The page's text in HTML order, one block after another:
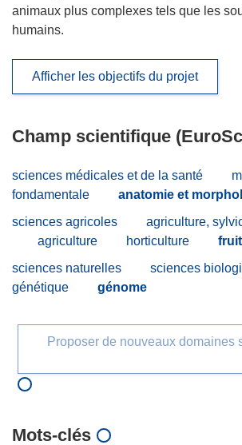
animaux plus complexes tels que les
humains.
Afficher les objectifs du projet
Champ scientifique
sciences médicales et de la santé
fondamentale
anatomie et
sciences agricoles
agriculture,
agriculture
horticulture
sciences naturelles
sciences
génétique
génome
Proposer de nouveaux domaines
Mots‑clés